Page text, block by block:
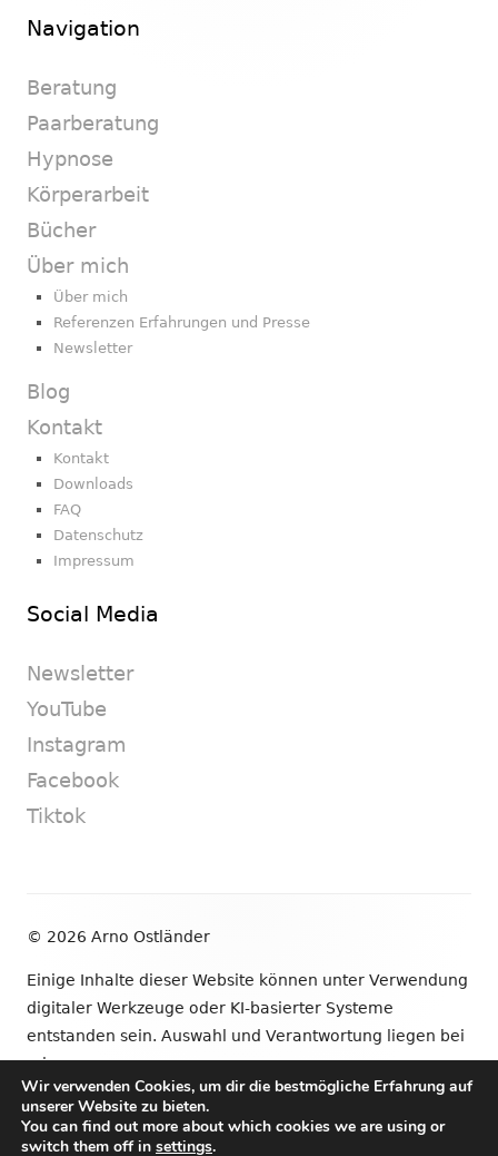
Navigation
Beratung
Paarberatung
Hypnose
Körperarbeit
Bücher
Über mich
Über mich
Referenzen Erfahrungen und Presse
Newsletter
Blog
Kontakt
Kontakt
Downloads
FAQ
Datenschutz
Impressum
Social Media
Newsletter
YouTube
Instagram
Facebook
Tiktok
© 2026 Arno Ostländer
Einige Inhalte dieser Website können unter Verwendung
digitaler Werkzeuge oder KI-basierter Systeme
entstanden sein. Auswahl und Verantwortung liegen bei
mir.
•VerwendetTiny Framework
Wir verwenden Cookies, um dir die bestmögliche Erfahrung auf
unserer Website zu bieten.
You can find out more about which cookies we are using or
switch them off in settings.